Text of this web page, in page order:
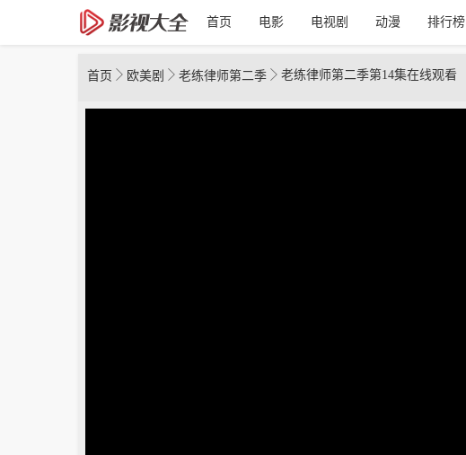
首页 电影 电视剧 动漫 排行榜
首页 欧美剧 老练律师第二季 老练律师第二季第14集在线观看